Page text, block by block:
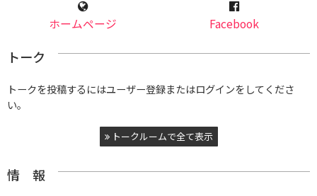
ホームページ Facebook
トーク
トークを投稿するにはユーザー登録またはログインをしてくださ
い。
トークルームで全て表示
情 報